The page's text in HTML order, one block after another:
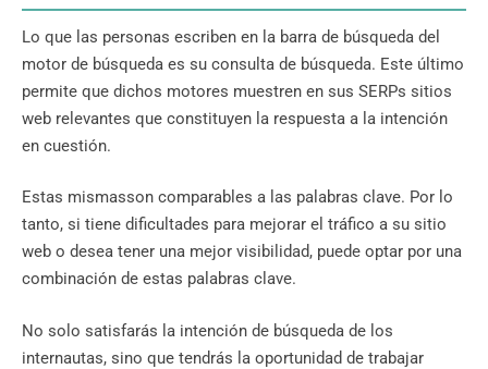
Lo que las personas escriben en la barra de búsqueda del
motor de búsqueda es su consulta de búsqueda. Este último
permite que dichos motores muestren en sus SERPs sitios
web relevantes que constituyen la respuesta a la intención
en cuestión.
Estas mismasson comparables a las palabras clave. Por lo
tanto, si tiene dificultades para mejorar el tráfico a su sitio
web o desea tener una mejor visibilidad, puede optar por una
combinación de estas palabras clave.
No solo satisfarás la intención de búsqueda de los
internautas, sino que tendrás la oportunidad de trabajar